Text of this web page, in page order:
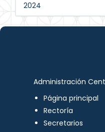
2024
Administración
Página principal
Rectoría
Secretarios